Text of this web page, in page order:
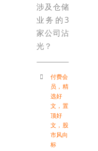
涉及仓储
业务的3
家公司沾
光？
付费会
员 ， 精
选好
文 ， 置
顶好
文 ， 股
市风向
标